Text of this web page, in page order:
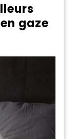
gaze